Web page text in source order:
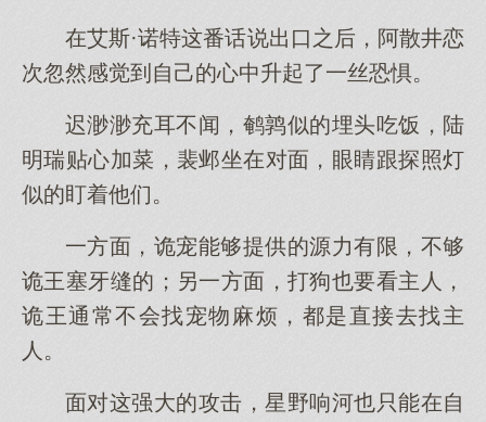
在艾斯·诺特这番话说出口之后，阿散井恋
次忽然感觉到自己的心中升起了一丝恐惧。
迟渺渺充耳不闻，鹌鹑似的埋头吃饭，陆
明瑞贴心加菜，裴邺坐在对面，眼睛跟探照灯
似的盯着他们。
一方面，诡宠能够提供的源力有限，不够
诡王塞牙缝的；另一方面，打狗也要看主人，
诡王通常不会找宠物麻烦，都是直接去找主
人。
面对这强大的攻击，星野响河也只能在自